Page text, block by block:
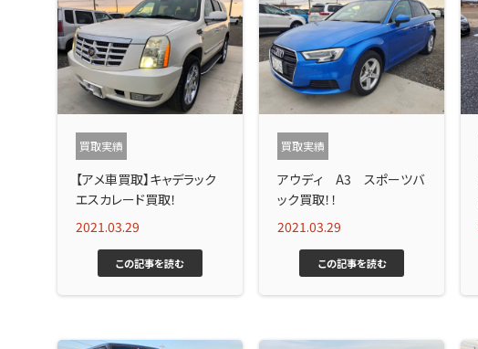
買取実績
【アメ車買取】キャデラック
エスカレード買取！
2021.03.29
この記事を読む
買取実績
アウディ A3 スポーツバ
ック買取！！
2021.03.29
この記事を読む